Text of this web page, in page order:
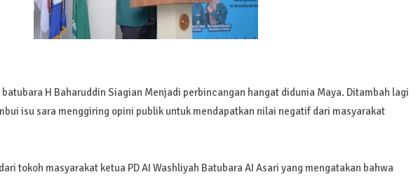
H Baharuddin Siagian Menjadi perbincangan hangat didunia Maya. Ditambah lagi
isu sara menggiring opini publik untuk mendapatkan nilai negatif dari masyarakat
tokoh masyarakat ketua PD AI Washliyah Batubara AI Asari yang mengatakan bahwa